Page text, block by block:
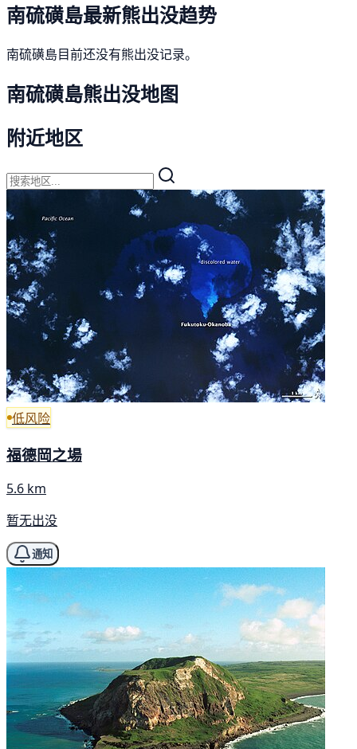
南硫磺島最新熊出没趋势
南硫磺島目前还没有熊出没记录。
南硫磺島熊出没地图
附近地区
低风险
福德岡之場
5.6 km
暂无出没
通知